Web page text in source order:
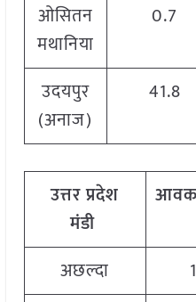
ओसितन
मथानिया
0.7
उदयपुर
(अनाज)
41.8
उत्तर प्रदेश
मंडी
अछल्दा